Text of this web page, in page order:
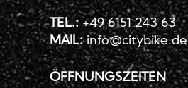
TEL.:+49 6151 243 63
MAIL: info@citybike.de
ÖFFNUNGSZEITEN